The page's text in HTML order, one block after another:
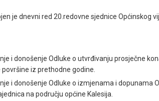
je dnevni red 20.redovne sjednice Općinskog
i donošenje Odluke o utvrđivanju prosječne
iz prethodne godine.
i donošenje Odluke o izmjenama i dopunama
na području općine Kalesija.